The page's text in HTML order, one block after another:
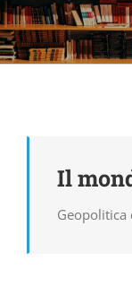
Il
Geopolitica